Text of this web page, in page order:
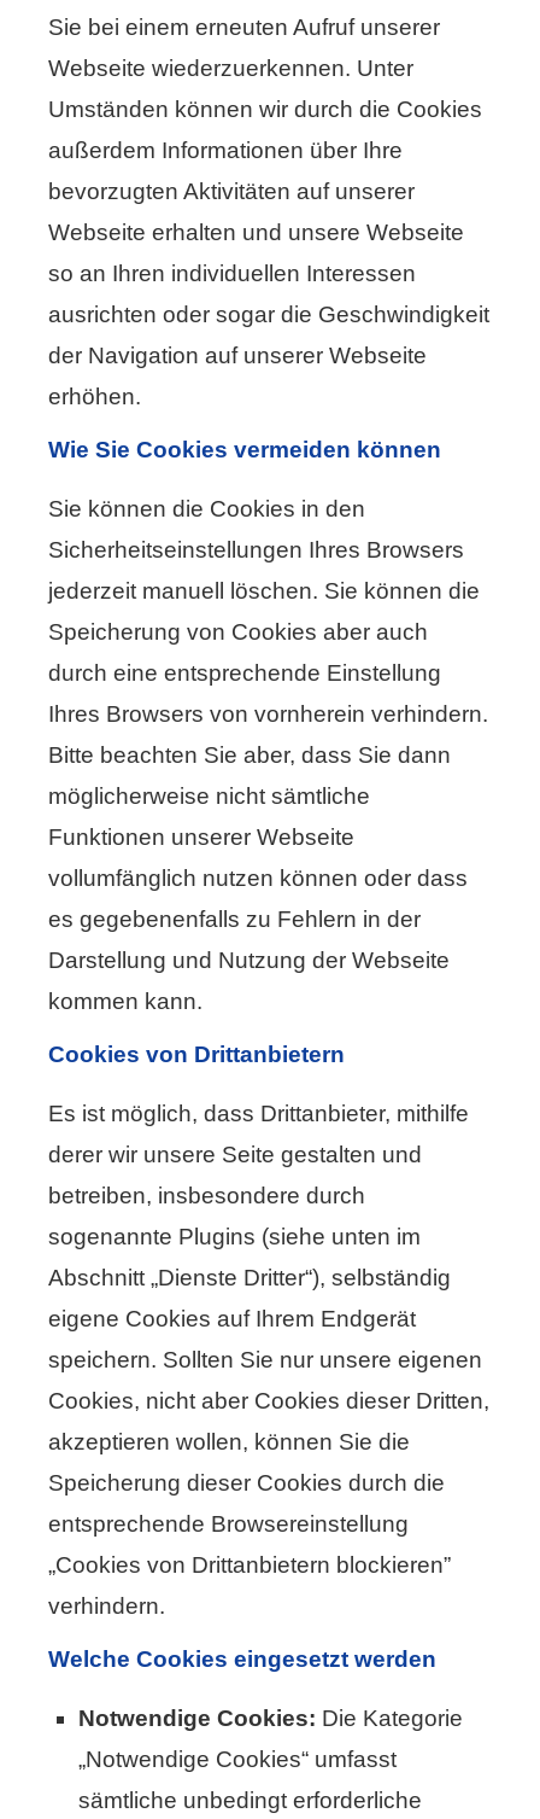
Sie bei einem erneuten Aufruf unserer
Webseite wiederzuerkennen. Unter
Umständen können wir durch die Cookies
außerdem Informationen über Ihre
bevorzugten Aktivitäten auf unserer
Webseite erhalten und unsere Webseite
so an Ihren individuellen Interessen
ausrichten oder sogar die Geschwindigkeit
der Navigation auf unserer Webseite
erhöhen.
Wie Sie Cookies vermeiden können
Sie können die Cookies in den
Sicherheitseinstellungen Ihres Browsers
jederzeit manuell löschen. Sie können die
Speicherung von Cookies aber auch
durch eine entsprechende Einstellung
Ihres Browsers von vornherein verhindern.
Bitte beachten Sie aber, dass Sie dann
möglicherweise nicht sämtliche
Funktionen unserer Webseite
vollumfänglich nutzen können oder dass
es gegebenenfalls zu Fehlern in der
Darstellung und Nutzung der Webseite
kommen kann.
Cookies von Drittanbietern
Es ist möglich, dass Drittanbieter, mithilfe
derer wir unsere Seite gestalten und
betreiben, insbesondere durch
sogenannte Plugins (siehe unten im
Abschnitt „Dienste Dritter“), selbständig
eigene Cookies auf Ihrem Endgerät
speichern. Sollten Sie nur unsere eigenen
Cookies, nicht aber Cookies dieser Dritten,
akzeptieren wollen, können Sie die
Speicherung dieser Cookies durch die
entsprechende Browsereinstellung
„Cookies von Drittanbietern blockieren”
verhindern.
Welche Cookies eingesetzt werden
Notwendige Cookies: Die Kategorie
„Notwendige Cookies“ umfasst
sämtliche unbedingt erforderliche